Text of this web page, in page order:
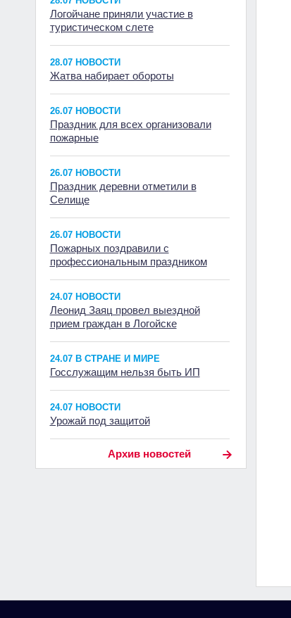
Логойчане приняли участие в
туристическом слете
28.07 НОВОСТИ
Жатва набирает обороты
26.07 НОВОСТИ
Праздник для всех организовали
пожарные
26.07 НОВОСТИ
Праздник деревни отметили в
Селище
26.07 НОВОСТИ
Пожарных поздравили с
профессиональным праздником
24.07 НОВОСТИ
Леонид Заяц провел выездной
прием граждан в Логойске
24.07 В СТРАНЕ И МИРЕ
Госслужащим нельзя быть ИП
24.07 НОВОСТИ
Урожай под защитой
Архив новостей